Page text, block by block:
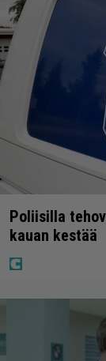
Poliisilla
kauan kestää